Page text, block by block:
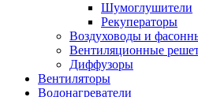
Шумоглушители
Рекуператоры
Воздуховоды и
Вентиляционные
Диффузоры
Вентиляторы
Водонагреватели